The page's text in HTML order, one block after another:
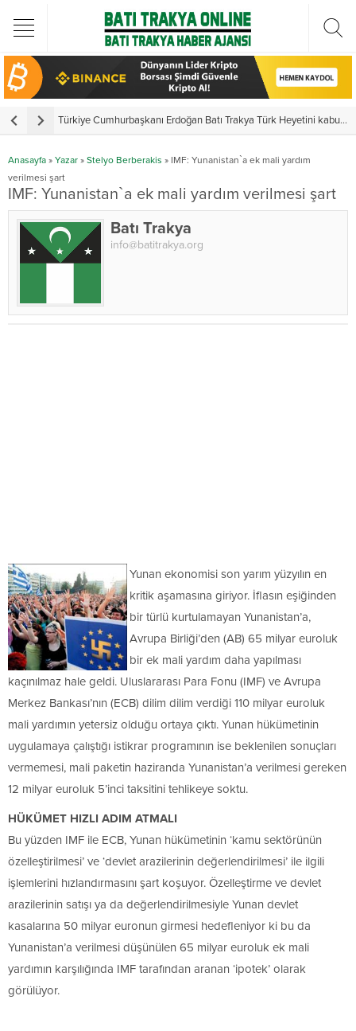
Türkiye Cumhurbaşkanı Erdoğan Batı Trakya Türk Heyetini kabul etti
Anasayfa » Yazar » Stelyo Berberakis » IMF: Yunanistan`a ek mali yardım
verilmesi şart
IMF: Yunanistan`a ek mali yardım verilmesi şart
Batı Trakya
info@batitrakya.org
Yunan ekonomisi son yarım yüzyılın en
kritik aşamasına giriyor. İflasın eşiğinden
bir türlü kurtulamayan Yunanistan’a,
Avrupa Birliği’den (AB) 65 milyar euroluk
bir ek mali yardım daha yapılması
kaçınılmaz hale geldi. Uluslararası Para Fonu (IMF) ve Avrupa
Merkez Bankası’nın (ECB) dilim dilim verdiği 110 milyar euroluk
mali yardımın yetersiz olduğu ortaya çıktı. Yunan hükümetinin
uygulamaya çalıştığı istikrar programının ise beklenilen sonuçları
vermemesi, mali paketin haziranda Yunanistan’a verilmesi gereken
12 milyar euroluk 5’inci taksitini tehlikeye soktu.
HÜKÜMET HIZLI ADIM ATMALI
Bu yüzden IMF ile ECB, Yunan hükümetinin ‘kamu sektörünün
özelleştirilmesi’ ve ‘devlet arazilerinin değerlendirilmesi’ ile ilgili
işlemlerini hızlandırmasını şart koşuyor. Özelleştirme ve devlet
arazilerinin satışı ya da değerlendirilmesiyle Yunan devlet
kasalarına 50 milyar euronun girmesi hedefleniyor ki bu da
Yunanistan’a verilmesi düşünülen 65 milyar euroluk ek mali
yardımın karşılığında IMF tarafından aranan ‘ipotek’ olarak
görülüyor.